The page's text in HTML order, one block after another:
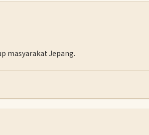
masyarakat Jepang.